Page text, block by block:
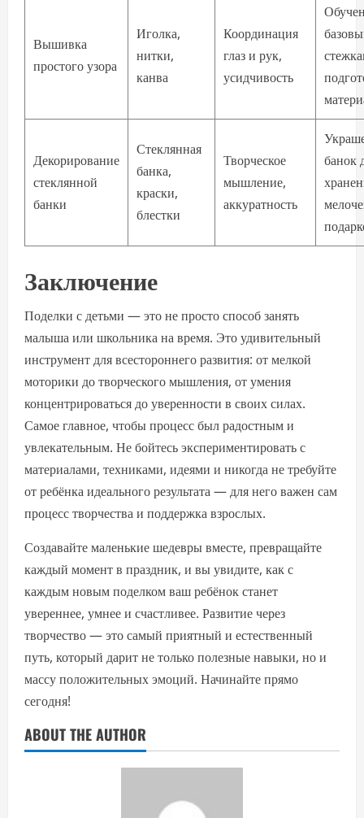
Вышивка
простого узора
Иголка,
нитки,
канва
Координация
глаз и рук,
усидчивость
Декорирование
стеклянной
банки
Стеклянная
банка,
краски,
блестки
Творческое
мышление,
аккуратность
банок
Заключение
Поделки с детьми — это не просто способ занять
малыша или школьника на время. Это удивительный
инструмент для всестороннего развития: от мелкой
моторики до творческого мышления, от умения
концентрироваться до уверенности в своих силах.
Самое главное, чтобы процесс был радостным и
увлекательным. Не бойтесь экспериментировать с
материалами, техниками, идеями и никогда не требуйте
от ребёнка идеального результата — для него важен сам
процесс творчества и поддержка взрослых.
Создавайте маленькие шедевры вместе, превращайте
каждый момент в праздник, и вы увидите, как с
каждым новым поделком ваш ребёнок станет
увереннее, умнее и счастливее. Развитие через
творчество — это самый приятный и естественный
путь, который дарит не только полезные навыки, но и
массу положительных эмоций. Начинайте прямо
сегодня!
ABOUT THE AUTHOR